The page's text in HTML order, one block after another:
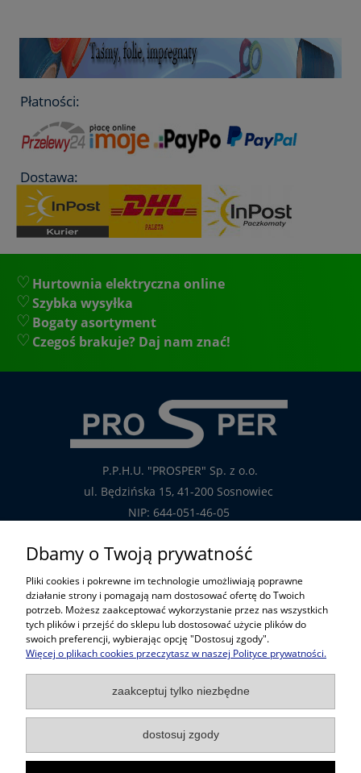
Płatności:
Dostawa:
Hurtownia elektryczna online
Szybka wysyłka
Bogaty asortyment
Czegoś brakuje? Daj nam znać!
P.P.H.U. "PROSPER" Sp. z o.o.
ul. Będzińska 15, 41-200 Sosnowiec
NIP: 644-051-46-05
tel.: 32-785-29-00
tel. kom: 609-808-147
handlowy@prosper.com.pl
Informacje
Pomoc w zakupach
Popularne kategorie
Dbamy o Twoją prywatność
Pliki cookies i pokrewne im technologie umożliwiają poprawne
działanie strony i pomagają nam dostosować ofertę do Twoich
potrzeb. Możesz zaakceptować wykorzystanie przez nas wszystkich
tych plików i przejść do sklepu lub dostosować użycie plików do
swoich preferencji, wybierając opcję "Dostosuj zgody".
Więcej o plikach cookies przeczytasz w naszej Polityce prywatności.
zaakceptuj tylko niezbędne
dostosuj zgody